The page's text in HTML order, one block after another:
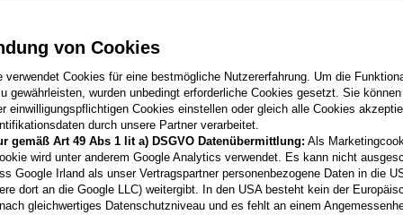
– zuverlässig und professionell.
2 Schaden
Titel
von Cookies
verwendet Cookies für eine bestmögliche Nutzererfahrung. Um die
gewährleisten, wurden unbedingt erforderliche Cookies gesetzt. Sie
einwilligungspflichtigen Cookies einstellen oder gleich alle Cookies
durch unsere Partner verarbeitet.
gemäß Art 49 Abs 1 lit a) DSGVO Datenübermittlung: Als
wird unter anderem Google Analytics verwendet. Es kann nicht
Google Irland als unser Vertragspartner personenbezogene Daten in die
dort an die Google LLC) weitergibt. In den USA besteht kein der
gleichwertiges Datenschutzniveau und es fehlt an einem